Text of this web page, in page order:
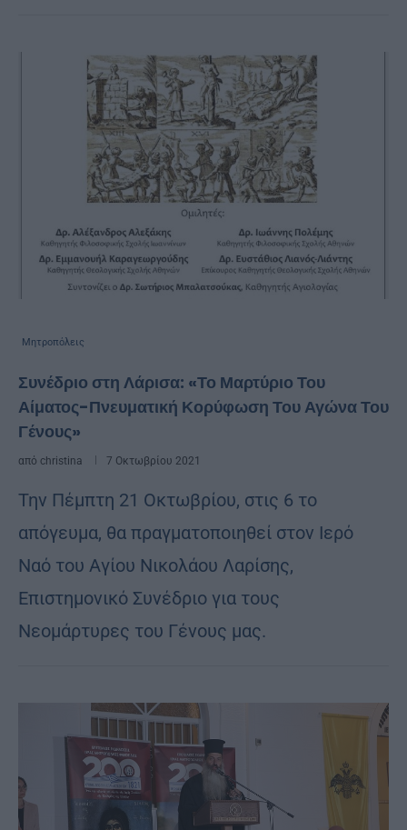
Μητροπόλεις
Συνέδριο στη Λάρισα: «Το Μαρτύριο Του
Αίματος-Πνευματική Κορύφωση Του Αγώνα Του
Γένους»
από christina 7 Οκτωβρίου 2021
Την Πέμπτη 21 Οκτωβρίου, στις 6 το
απόγευμα, θα πραγματοποιηθεί στον Ιερό
Ναό του Αγίου Νικολάου Λαρίσης,
Επιστημονικό Συνέδριο για τους
Νεομάρτυρες του Γένους μας.